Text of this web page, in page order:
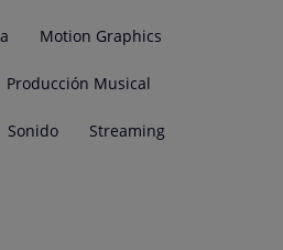
Motion Graphics
Producción Musical
Sonido Streaming